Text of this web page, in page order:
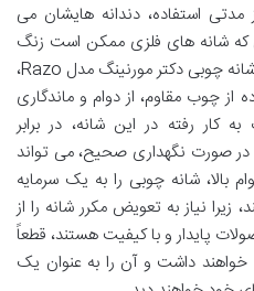
استفاده، دندانه هایشان می
که شانه های فلزی ممکن است زنگ
بزنند یا لبه های تیزی پیدا کنند. اما شانه چوبی دکتر مورنینگ مدل Razo،
از چوب مقاوم، از دوام و ماندگاری
کار رفته در این شانه، در برابر
صورت نگهداری صحیح، می تواند
شانه چوبی را به یک سرمایه
نیاز به تعویض مکرر شانه را از
پایدار و با کیفیت هستند، قطعاً
خواهند داشت و آن را به عنوان یک